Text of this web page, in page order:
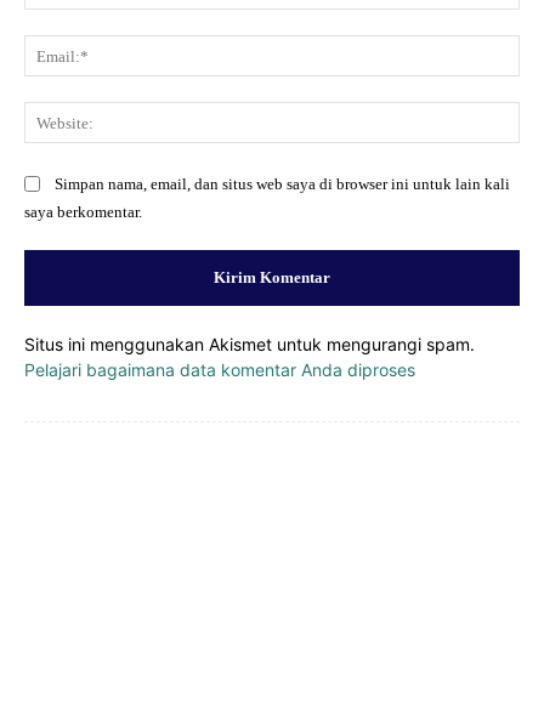
Simpan nama, email, dan situs web saya di browser ini untuk lain kali
saya berkomentar.
Situs ini menggunakan Akismet untuk mengurangi spam.
Pelajari bagaimana data komentar Anda diproses